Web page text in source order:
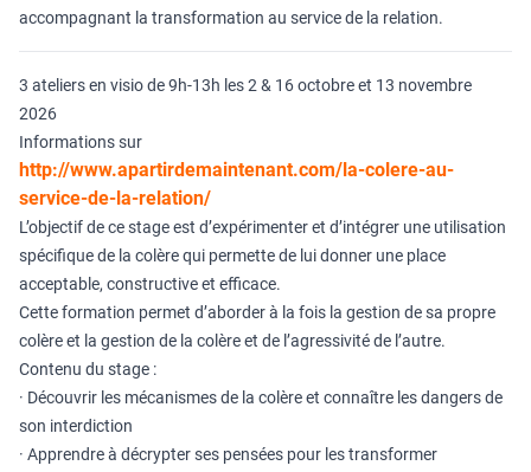
accompagnant la transformation au service de la relation.
3 ateliers en visio de 9h-13h les 2 & 16 octobre et 13 novembre
2026
Informations sur
http://www.apartirdemaintenant.com/la-colere-au-
service-de-la-relation/
L’objectif de ce stage est d’expérimenter et d’intégrer une utilisation
spécifique de la colère qui permette de lui donner une place
acceptable, constructive et efficace.
Cette formation permet d’aborder à la fois la gestion de sa propre
colère et la gestion de la colère et de l’agressivité de l’autre.
Contenu du stage :
· Découvrir les mécanismes de la colère et connaître les dangers de
son interdiction
· Apprendre à décrypter ses pensées pour les transformer